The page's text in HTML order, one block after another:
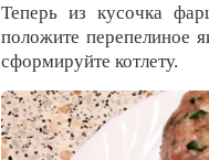
Теперь из кусочка
положите перепелиное
сформируйте котлету.